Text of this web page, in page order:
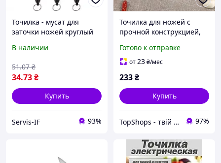
Точилка - мусат для
заточки ножей круглый
В наличии
34.73₴
51.07 ₴
Купить
Servis-IF 93%
Точилка для ножей с
прочной конструкцией,
Точильная система для
заточки OX-39
Готово к отправке
от23₴/мес
233₴
Купить
TopShops - твій інтернет магазин 97%